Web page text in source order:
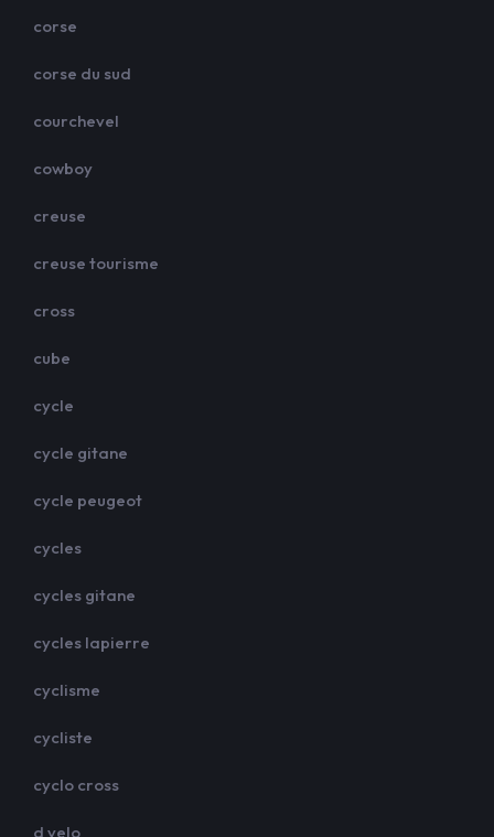
corse
corse du sud
courchevel
cowboy
creuse
creuse tourisme
cross
cube
cycle
cycle gitane
cycle peugeot
cycles
cycles gitane
cycles lapierre
cyclisme
cycliste
cyclo cross
d velo